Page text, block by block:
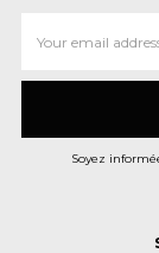
Soyez